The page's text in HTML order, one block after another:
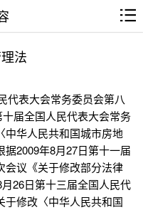
法
表大会常务委员会第八
届全国人民代表大会常务
中华人民共和国城市房地
2009年8月27日第十一届
会议《关于修改部分法律
26日第十三届全国人民代
于修改〈中华人民共和国